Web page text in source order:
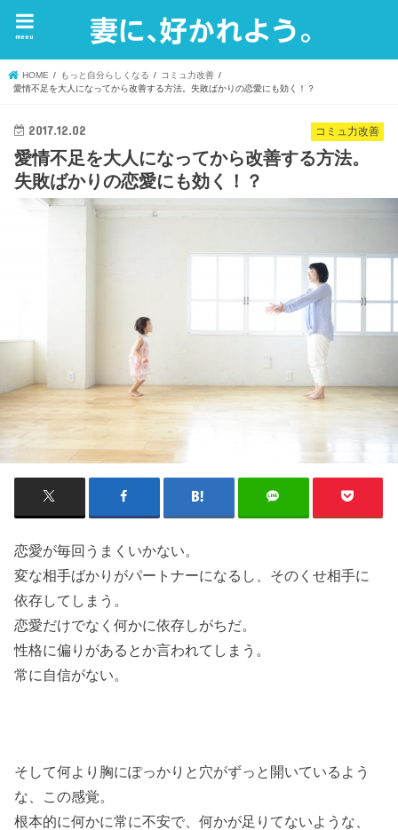
menu
HOME もっと自分らしくなる
コミュ力改善
愛情不足を大人になってから改善する方法。失敗ばかりの恋愛にも効く！？
コミュ力改善
2017.12.02
愛情不足を大人になってから改善する方法。
失敗ばかりの恋愛にも効く！？
恋愛が毎回うまくいかない。
変な相手ばかりがパートナーになるし、そのくせ相手に
依存してしまう。
恋愛だけでなく何かに依存しがちだ。
性格に偏りがあるとか言われてしまう。
常に自信がない。
そして何より胸にぽっかりと穴がずっと開いているよう
な、この感覚。
根本的に何かに常に不安で、何かが足りてないような、